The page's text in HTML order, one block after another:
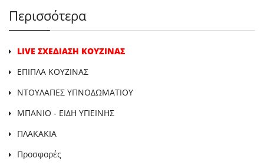
Περισσότερα
LIVE ΣΧΕΔΙΑΣΗ ΚΟΥΖΙΝΑΣ
ΕΠΙΠΛΑ ΚΟΥΖΙΝΑΣ
ΝΤΟΥΛΑΠΕΣ ΥΠΝΟΔΩΜΑΤΙΟΥ
ΜΠΑΝΙΟ - ΕΙΔΗ ΥΓΙΕΙΝΗΣ
ΠΛΑΚΑΚΙΑ
Προσφορές